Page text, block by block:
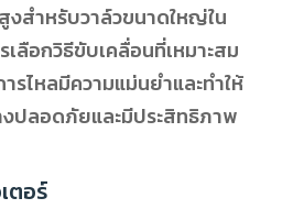
งสำหรับวาล์วขนาดใหญ่ใน
ลือกวิธีขับเคลื่อนที่เหมาะสม
รไหลมีความแม่นยำและทำให้
งปลอดภัยและมีประสิทธิภาพ
ตอร์